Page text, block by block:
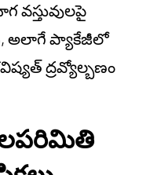
అలాగే ప్యాకేజీలో
ద్రవ్యోల్బణం